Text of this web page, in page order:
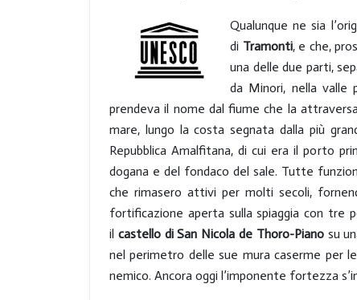
Qualunque ne sia
di Tramonti, e che,
una delle due parti,
da Minori, nella valle
prendeva il nome dal fiume che la
mare, lungo la costa segnata dalla più
Repubblica Amalfitana, di cui era il porto
dogana e del fondaco del sale. Tutte
che rimasero attivi per molti secoli,
fortificazione aperta sulla spiaggia con tre
il castello di San Nicola de Thoro-Pianosu
nel perimetro delle sue mura caserme per
nemico. Ancora oggi l’imponente fortezza